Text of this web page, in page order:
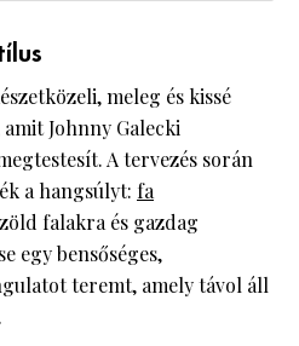
meleg és kissé
Johnny Galecki
A tervezés során
a hangsúlyt: fa
falakra és gazdag
egy bensőséges,
teremt, amely távol áll